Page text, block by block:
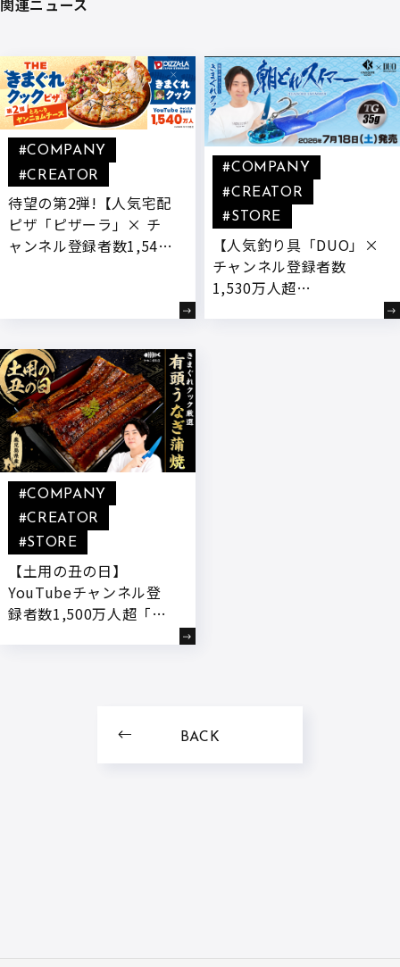
関連ニュース
待望の第2弾!【人気宅配
ピザ「ピザーラ」× チ
ャンネル登録者数1,540
『とろ～りヤンニョムチ
ーズ』付きコラボ商品が
登場
#COMPANY
#CREATOR
【人気釣り具「DUO」×
チャンネル登録者数
1,530万人超
#COMPANY
#CREATOR
#STORE
【土用の丑の日】
YouTubeチャンネル登
録者数1,500万人超「き
有頭うなぎの蒲焼』を7
月3日18:00～予約受付開
#COMPANY
#CREATOR
#STORE
BACK